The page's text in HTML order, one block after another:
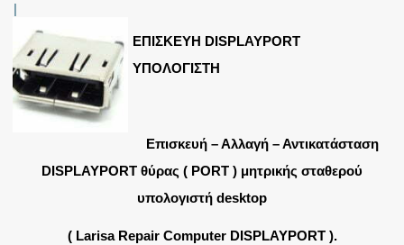
|
ΕΠΙΣΚΕΥΗ DISPLAYPORT
ΥΠΟΛΟΓΙΣΤΗ
Επισκευή – Αλλαγή – Αντικατάσταση
DISPLAYPORT θύρας ( PORT ) μητρικής σταθερού
υπολογιστή desktop
( Larisa Repair Computer DISPLAYPORT ).